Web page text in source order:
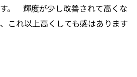
。 輝度が少し改善されて高くな
これ以上高くしても感はあります